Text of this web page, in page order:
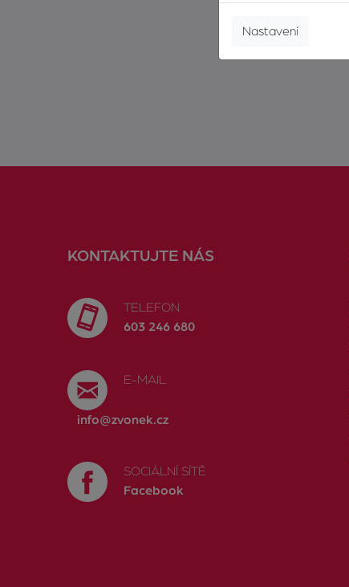
KONTAKTUJTE NÁS
TELEFON
603 246 680
E-MAIL
info@zvonek.cz
SOCIÁLNÍ SÍTĚ
Facebook
Nastavení